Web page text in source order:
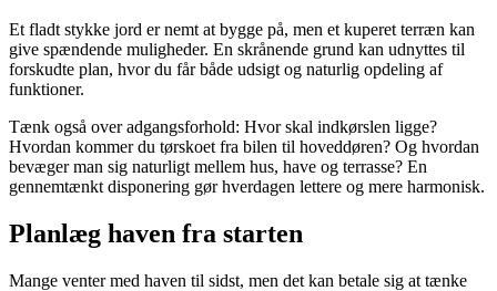
Et fladt stykke jord er nemt at bygge på, men et kuperet terræn kan
give spændende muligheder. En skrånende grund kan udnyttes til
forskudte plan, hvor du får både udsigt og naturlig opdeling af
funktioner.
Tænk også over adgangsforhold: Hvor skal indkørslen ligge?
Hvordan kommer du tørskoet fra bilen til hoveddøren? Og hvordan
bevæger man sig naturligt mellem hus, have og terrasse? En
gennemtænkt disponering gør hverdagen lettere og mere harmonisk.
Planlæg haven fra starten
Mange venter med haven til sidst, men det kan betale sig at tænke